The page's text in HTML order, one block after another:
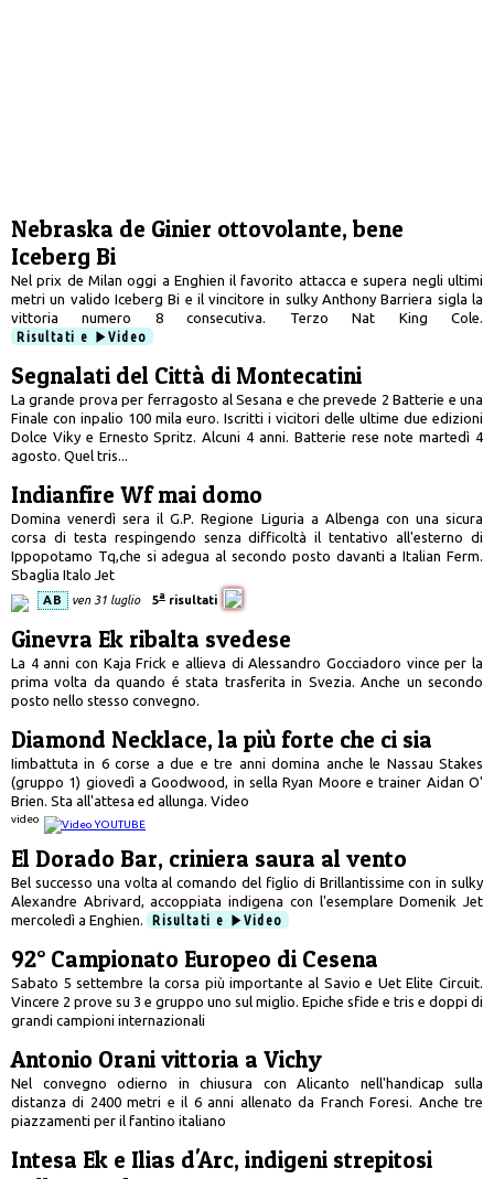
Nebraska de Ginier ottovolante, bene
Iceberg Bi
Nel prix de Milan oggi a Enghien il favorito attacca e supera negli ultimi
metri un valido Iceberg Bi e il vincitore in sulky Anthony Barriera sigla la
vittoria numero 8 consecutiva. Terzo Nat King Cole.
Risultati e
Video
Segnalati del Città di Montecatini
La grande prova per ferragosto al Sesana e che prevede 2 Batterie e una
Finale con inpalio 100 mila euro. Iscritti i vicitori delle ultime due edizioni
Dolce Viky e Ernesto Spritz. Alcuni 4 anni. Batterie rese note martedì 4
agosto. Quel tris...
Indianfire Wf mai domo
Domina venerdì sera il G.P. Regione Liguria a Albenga con una sicura
corsa di testa respingendo senza difficoltà il tentativo all'esterno di
Ippopotamo Tq,che si adegua al secondo posto davanti a Italian Ferm.
Sbaglia Italo Jet
AB ven 31 luglio 5a risultati
Ginevra Ek ribalta svedese
La 4 anni con Kaja Frick e allieva di Alessandro Gocciadoro vince per la
prima volta da quando é stata trasferita in Svezia. Anche un secondo
posto nello stesso convegno.
Diamond Necklace, la più forte che ci sia
Iimbattuta in 6 corse a due e tre anni domina anche le Nassau Stakes
(gruppo 1) giovedì a Goodwood, in sella Ryan Moore e trainer Aidan O'
Brien. Sta all'attesa ed allunga. Video
video
El Dorado Bar, criniera saura al vento
Bel successo una volta al comando del figlio di Brillantissime con in sulky
Alexandre Abrivard, accoppiata indigena con l'esemplare Domenik Jet
mercoledì a Enghien.
Risultati e Video
92° Campionato Europeo di Cesena
Sabato 5 settembre la corsa più importante al Savio e Uet Elite Circuit.
Vincere 2 prove su 3 e gruppo uno sul miglio. Epiche sfide e tris e doppi di
grandi campioni internazionali
Antonio Orani vittoria a Vichy
Nel convegno odierno in chiusura con Alicanto nell'handicap sulla
distanza di 2400 metri e il 6 anni allenato da Franch Foresi. Anche tre
piazzamenti per il fantino italiano
Intesa Ek e Ilias d'Arc, indigeni strepitosi